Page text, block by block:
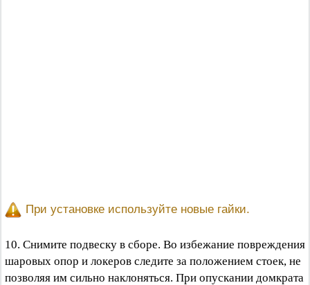
При установке используйте новые гайки.
10. Снимите подвеску в сборе. Во избежание повреждения
шаровых опор и локеров следите за положением стоек, не
позволяя им сильно наклоняться. При опускании домкрата